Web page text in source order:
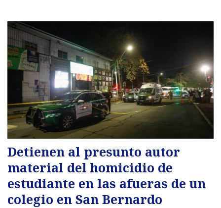
Detienen al presunto autor
material del homicidio de
estudiante en las afueras de un
colegio en San Bernardo